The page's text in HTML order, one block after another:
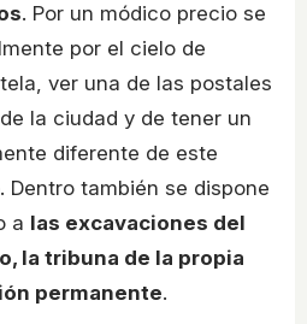
. Por un módico precio se
por el cielo de
ver una de las postales
la ciudad y de tener un
diferente de este
Dentro también se dispone
a las excavaciones del
la tribuna de la propia
permanente.